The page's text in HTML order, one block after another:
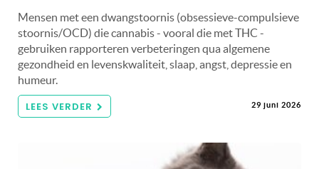
Mensen met een dwangstoornis (obsessieve-compulsieve
stoornis/OCD) die cannabis - vooral die met THC -
gebruiken rapporteren verbeteringen qua algemene
gezondheid en levenskwaliteit, slaap, angst, depressie en
humeur.
LEES VERDER 29 juni 2026